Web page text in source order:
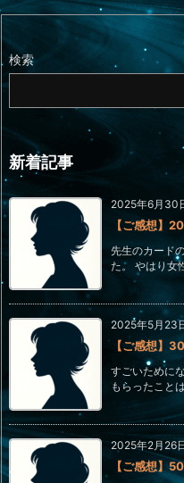
検索
新着記事
2025年6月30
【ご感想】
先生のカード
た。 やはり女
2025年5月23
【ご感想】
すごいために
もらったこと
2025年2月26
【ご感想】